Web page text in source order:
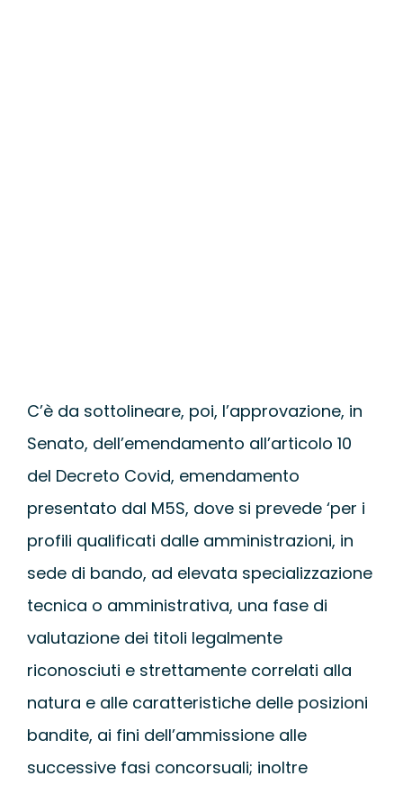
C’è da sottolineare, poi, l’approvazione, in
Senato, dell’emendamento all’articolo 10
del Decreto Covid, emendamento
presentato dal M5S, dove si prevede ‘per i
profili qualificati dalle amministrazioni, in
sede di bando, ad elevata specializzazione
tecnica o amministrativa, una fase di
valutazione dei titoli legalmente
riconosciuti e strettamente correlati alla
natura e alle caratteristiche delle posizioni
bandite, ai fini dell’ammissione alle
successive fasi concorsuali; inoltre